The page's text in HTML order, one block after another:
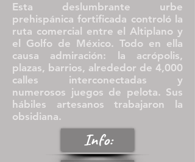
Esta deslumbrante urbe
prehispánica fortificada controló la
ruta comercial entre el Altiplano y
el Golfo de México. Todo en ella
causa admiración: la acrópolis,
plazas, barrios, alrededor de 4,000
calles interconectadas y
numerosos juegos de pelota. Sus
hábiles artesanos trabajaron la
obsidiana.
Info: